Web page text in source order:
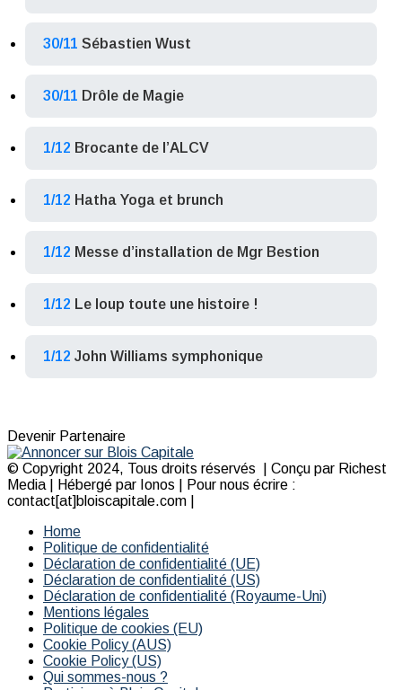
30/11 Sébastien Wust
30/11 Drôle de Magie
1/12 Brocante de l’ALCV
1/12 Hatha Yoga et brunch
1/12 Messe d’installation de Mgr Bestion
1/12 Le loup toute une histoire !
1/12 John Williams symphonique
Devenir Partenaire
© Copyright 2024, Tous droits réservés | Conçu par Richest
Media | Hébergé par Ionos | Pour nous écrire :
contact[at]bloiscapitale.com |
Home
Politique de confidentialité
Déclaration de confidentialité (UE)
Déclaration de confidentialité (US)
Déclaration de confidentialité (Royaume-Uni)
Mentions légales
Politique de cookies (EU)
Cookie Policy (AUS)
Cookie Policy (US)
Qui sommes-nous ?